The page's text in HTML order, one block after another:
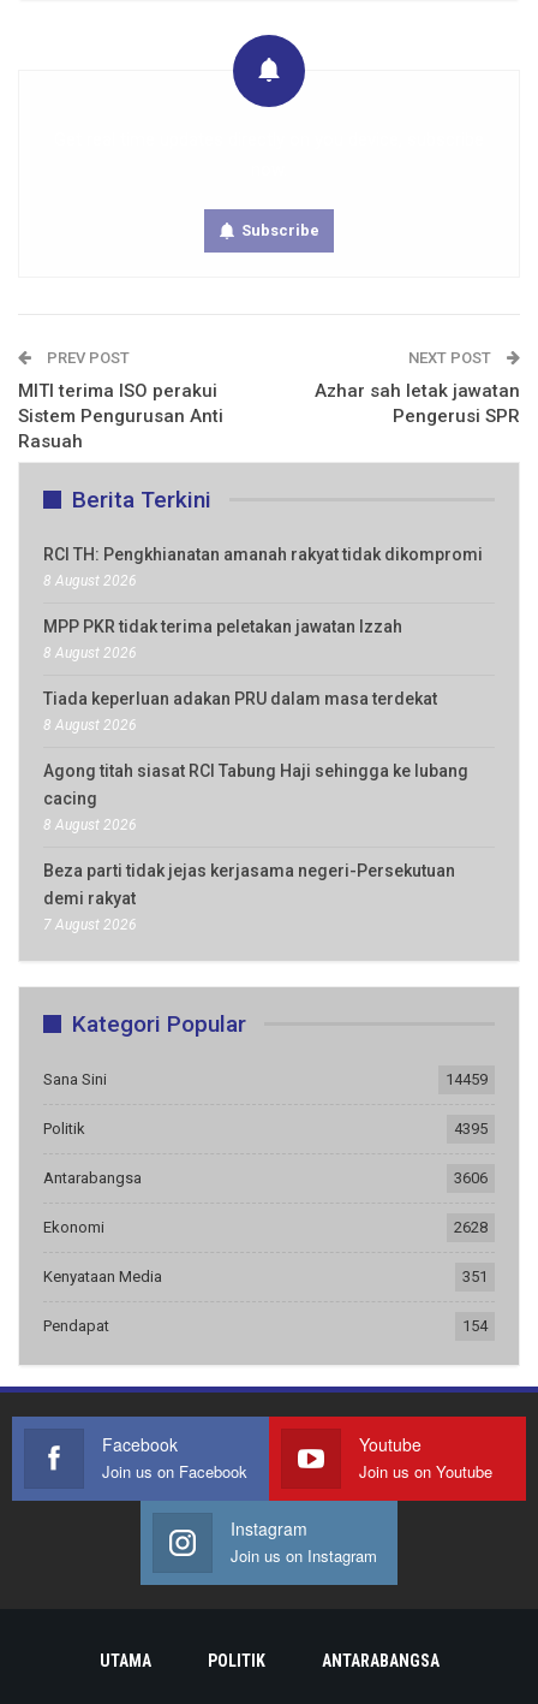
Subscribe
PREV POST
MITI terima ISO perakui
Sistem Pengurusan Anti
Rasuah
NEXT POST
Azhar sah letak jawatan
Pengerusi SPR
Berita Terkini
RCI TH: Pengkhianatan amanah rakyat tidak dikompromi
8 August 2026
MPP PKR tidak terima peletakan jawatan Izzah
8 August 2026
Tiada keperluan adakan PRU dalam masa terdekat
8 August 2026
Agong titah siasat RCI Tabung Haji sehingga ke lubang
cacing
8 August 2026
Beza parti tidak jejas kerjasama negeri-Persekutuan
demi rakyat
7 August 2026
Kategori Popular
Sana Sini 14459
Politik 4395
Antarabangsa 3606
Ekonomi 2628
Kenyataan Media 351
Pendapat 154
Facebook
Join us on Facebook
Youtube
Join us on Youtube
Instagram
Join us on Instagram
UTAMA POLITIK ANTARABANGSA